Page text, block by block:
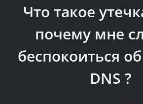
Что такое
почему мне
беспокоиться
DNS ?